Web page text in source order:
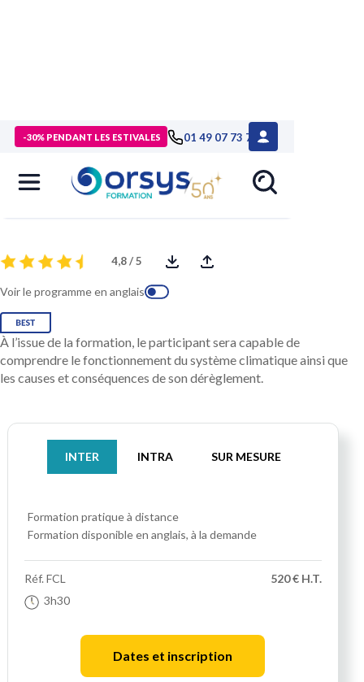
-30% PENDANT LES ESTIVALES 01 49 07 73 73
> Formations>Management - Développement personnel
Formation La fresque du climat
La fresque du climat
4,8 / 5
Voir le programme en anglais
À l’issue de la formation, le participant sera capable de
comprendre le fonctionnement du système climatique ainsi que
les causes et conséquences de son dérèglement.
INTER INTRA SUR MESURE
Formation pratique à distance
Formation disponible en anglais, à la demande
Réf.FCL
3h30
520 € H.T.
Dates et inscription